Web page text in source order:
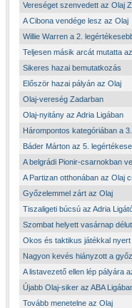
Vereséget szenvedett az Olaj
A Cibona vendége lesz az Olaj
Willie Warren a 2.
Teljesen másik arcát mutatta
Sikeres hazai bemutatkozás
Először hazai pályán az Olaj
Olaj-vereség Zadarban
Olaj-nyitány az Adria Ligában
Hárompontos kategóriában a
Báder Márton az 5.
A belgrádi Pionir-csarnokban
A Partizan otthonában az Olaj
Győzelemmel zárt az Olaj
Tiszaligeti búcsú az Adria
Szombat helyett vasárnap
Okos és taktikus játékkal nyert
Nagyon kevés hiányzott a
A listavezető ellen lép pályára
Újabb Olaj-siker az ABA
Tovább menetelne az Olaj